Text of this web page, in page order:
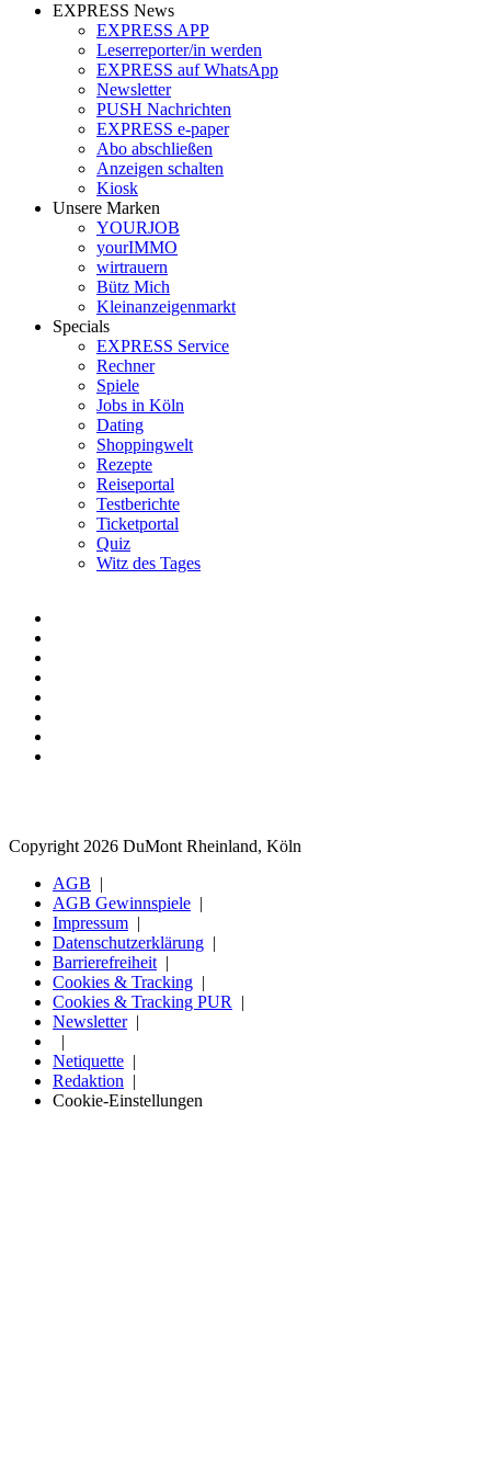
EXPRESS News
EXPRESS APP
Leserreporter/in werden
EXPRESS auf WhatsApp
Newsletter
PUSH Nachrichten
EXPRESS e-paper
Abo abschließen
Anzeigen schalten
Kiosk
Unsere Marken
YOURJOB
yourIMMO
wirtrauern
Bütz Mich
Kleinanzeigenmarkt
Specials
EXPRESS Service
Rechner
Spiele
Jobs in Köln
Dating
Shoppingwelt
Rezepte
Reiseportal
Testberichte
Ticketportal
Quiz
Witz des Tages
Copyright 2026 DuMont Rheinland, Köln
AGB
AGB Gewinnspiele
Impressum
Datenschutzerklärung
Barrierefreiheit
Cookies & Tracking
Cookies & Tracking PUR
Newsletter
Netiquette
Redaktion
Cookie-Einstellungen